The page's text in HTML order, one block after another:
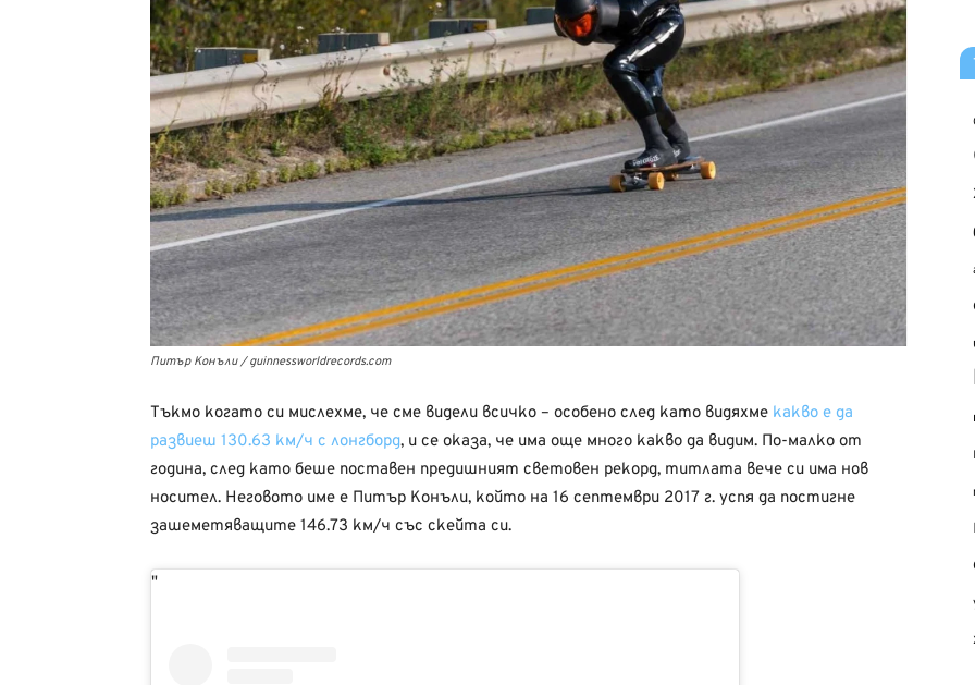
Питър Конъли / guinnessworldrecords.com
Тъкмо когато си мислехме, че сме видели всичко – особено след като видяхме какво е да
развиеш 130.63 км/ч с лонгборд, и се оказа, че има още много какво да видим. По-малко от
година, след като беше поставен предишният световен рекорд, титлата вече си има нов
носител. Неговото име е Питър Конъли, който на 16 септември 2017 г. успя да постигне
зашеметяващите 146.73 км/ч със скейта си.